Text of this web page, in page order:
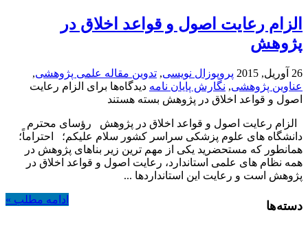
الزام رعایت اصول و قواعد اخلاق در
پژوهش
26 آوریل, 2015 پروپوزال نویسی, تدوین مقاله علمی پژوهشی,
عناوین پژوهشی, نگارش پایان نامه دیدگاه‌ها برای الزام رعایت
اصول و قواعد اخلاق در پژوهش بسته هستند
الزام رعایت اصول و قواعد اخلاق در پژوهش رؤسای محترم
دانشگاه های علوم پزشکی سراسر کشور سلام علیکم؛ احتراماً؛
همانطور که مستحضرید یکی از مهم ترین زیر بناهای پژوهش در
همه نظام های علمی استاندارد، رعایت اصول و قواعد اخلاق در
پژوهش است و رعایت این استانداردها ...
ادامه مطلب » دسته‌ها